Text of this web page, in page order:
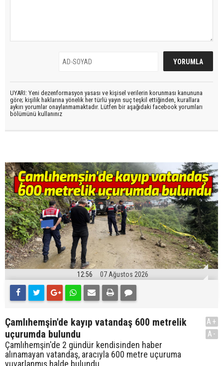
UYARI: Yeni dezenformasyon yasası ve kişisel verilerin korunması kanununa
göre; kişilik haklarına yönelik her türlü yayın suç teşkil ettiğinden, kurallara
aykırı yorumlar onaylanmamaktadır. Lütfen bir aşağıdaki facebook yorumları
bölümünü kullanınız
12:56 07 Ağustos 2026
Çamlıhemşin'de kayıp vatandaş 600 metrelik
uçurumda bulundu
Çamlıhemşin'de 2 gündür kendisinden haber
alınamayan vatandaş, aracıyla 600 metre uçuruma
yuvarlanmış halde bulundu
A+
A-